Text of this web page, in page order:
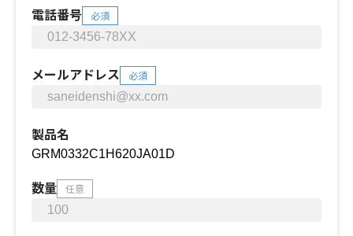
電話番号 必須
メールアドレス 必須
製品名
数量 任意